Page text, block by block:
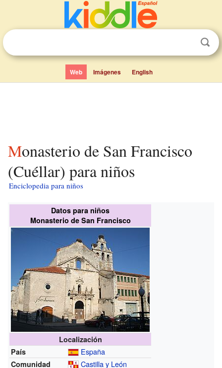
Web Imágenes English
Monasterio de San Francisco
(Cuéllar) para niños
Enciclopedia para niños
Datos para niños
Monasterio de San Francisco
Localización
País
España
Comunidad Castilla y León